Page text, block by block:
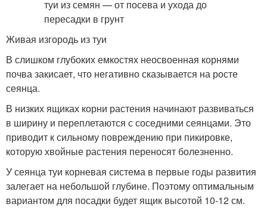
Живая изгородь из туи
В слишком глубоких емкостях неосвоенная корнями
почва закисает, что негативно сказывается на росте
сеянца.
В низких ящиках корни растения начинают развиваться
в ширину и переплетаются с соседними сеянцами. Это
приводит к сильному повреждению при пикировке,
которую хвойные растения переносят болезненно.
У сеянца туи корневая система в первые годы развития
залегает на небольшой глубине. Поэтому оптимальным
вариантом для посадки будет ящик высотой 10-12 см.